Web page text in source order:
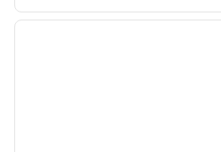
1 din 12